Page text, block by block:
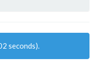
seconds).